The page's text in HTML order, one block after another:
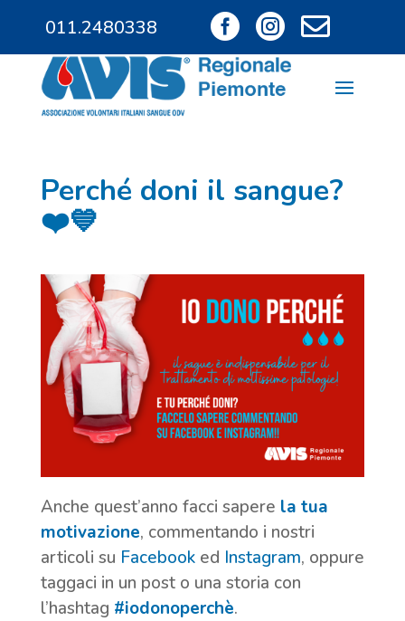
011.2480338
011.9685828
  
Perché doni il sangue?
❤️💙
Anche quest’anno facci sapere la tua
motivazione, commentando i nostri
articoli su Facebooked Instagram, oppure
taggaci in un post o una storia con
l’hashtag #iodonoperchè.